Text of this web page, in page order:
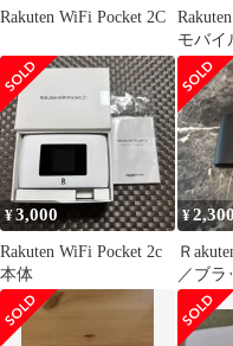
Rakuten WiFi Pocket 2C
モバイ
¥3,000
Rakuten WiFi Pocket 2c
本体
¥2,300
Ｒ
／ブラ